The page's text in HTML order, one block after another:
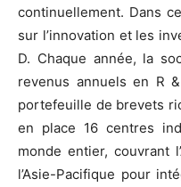
continuellement. Dans
sur l’innovation et les
D. Chaque année, la
revenus annuels en R
portefeuille de brevets
en place 16 centres
monde entier, couvrant
l’Asie-Pacifique pour